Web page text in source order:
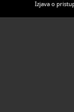
Izjava o